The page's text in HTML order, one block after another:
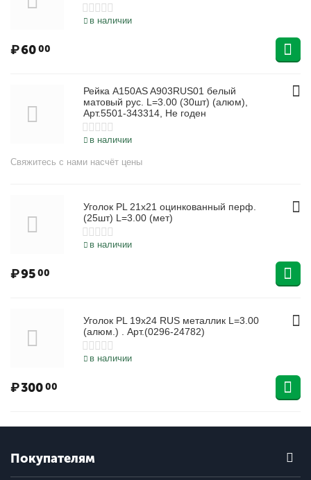
в наличии
₽6000
Рейка А150АS A903RUS01 белый
матовый рус. L=3.00 (30шт) (алюм),
Арт.5501-343314, Не годен
в наличии
Свяжитесь с нами насчёт цены
Уголок PL 21х21 оцинкованный перф.
(25шт) L=3.00 (мет)
в наличии
₽9500
Уголок PL 19x24 RUS металлик L=3.00
(алюм.) . Арт.(0296-24782)
в наличии
₽30000
Покупателям